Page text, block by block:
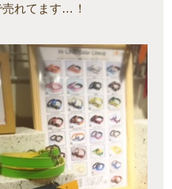
れてます…！